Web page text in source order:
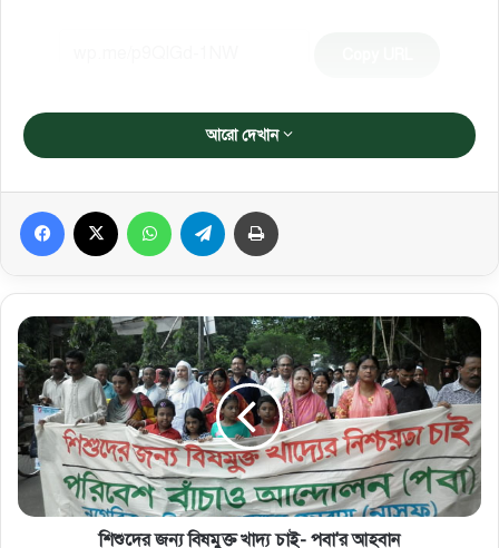
আরো দেখান
শিশুদের জন্য বিষমুক্ত খাদ্য চাই- পবা'র আহবান